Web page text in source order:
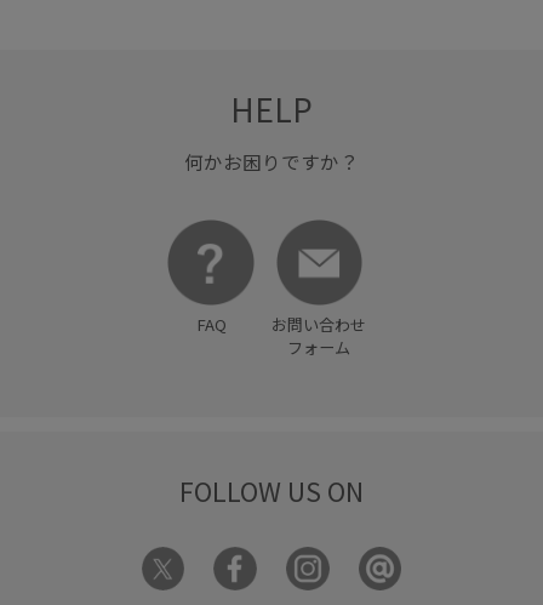
HELP
何かお困りですか？
FAQ
お問い合わせ
フォーム
FOLLOW US ON